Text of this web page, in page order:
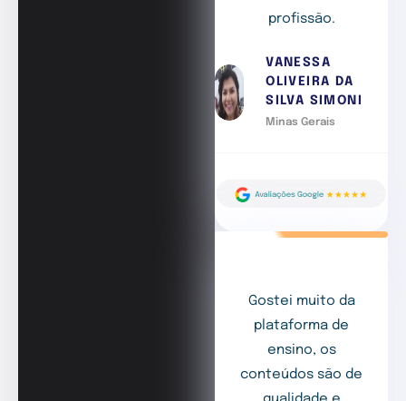
profissão.
VANESSA
OLIVEIRA DA
SILVA SIMONI
Minas Gerais
Gostei muito da
plataforma de
ensino, os
conteúdos são de